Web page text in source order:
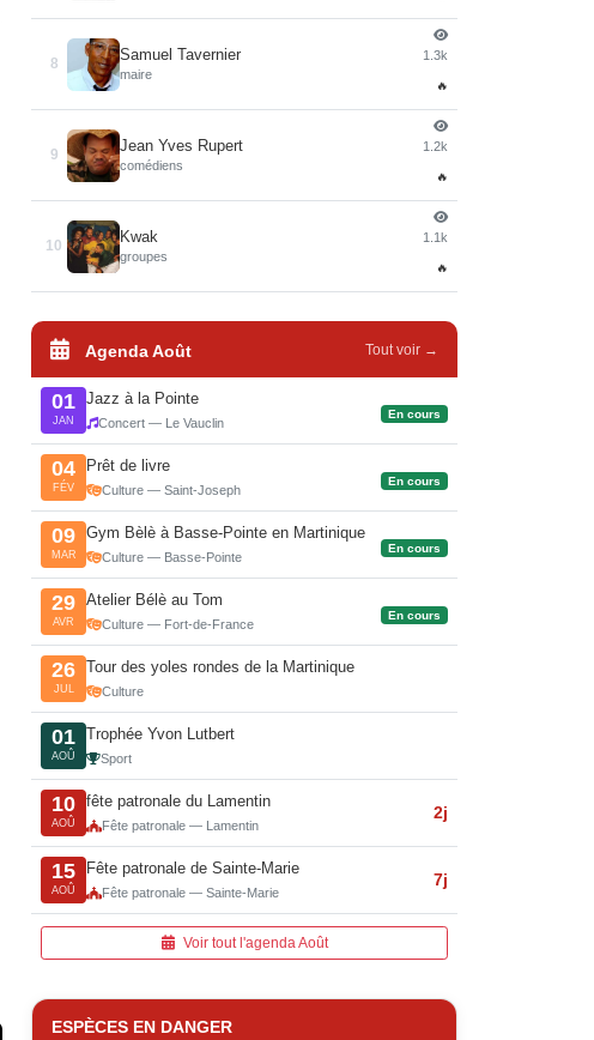
8
Samuel Tavernier
maire
1.3k
🔥
9
Jean Yves Rupert
comédiens
1.2k
🔥
10
Kwak
groupes
1.1k
🔥
Agenda Août Tout voir →
01
JAN
Jazz à la Pointe
Concert — Le Vauclin
En cours
04
FÉV
Prêt de livre
Culture — Saint-Joseph
En cours
09
MAR
Gym Bèlè à Basse-Pointe en Martinique
Culture — Basse-Pointe
En cours
29
AVR
Atelier Bélè au Tom
Culture — Fort-de-France
En cours
26
JUL
Tour des yoles rondes de la Martinique
Culture
01
AOÛ
Trophée Yvon Lutbert
Sport
10
AOÛ
fête patronale du Lamentin
Fête patronale — Lamentin
2j
15
AOÛ
Fête patronale de Sainte-Marie
Fête patronale — Sainte-Marie
7j
Voir tout l'agenda Août
ESPÈCES EN DANGER